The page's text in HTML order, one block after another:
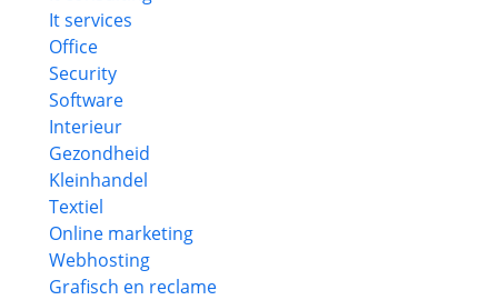
It services
Office
Security
Software
Interieur
Gezondheid
Kleinhandel
Textiel
Online marketing
Webhosting
Grafisch en reclame